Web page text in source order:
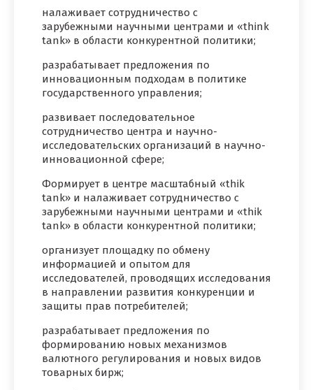
налаживает сотрудничество с
зарубежными научными центрами и «think
tank» в области конкурентной политики;
разрабатывает предложения по
инновационным подходам в политике
государственного управления;
развивает последовательное
сотрудничество центра и научно-
исследовательских организаций в научно-
инновационной сфере;
Формирует в центре масштабный «thik
tank» и налаживает сотрудничество с
зарубежными научными центрами и «thik
tank» в области конкурентной политики;
организует площадку по обмену
информацией и опытом для
исследователей, проводящих исследования
в направлении развития конкуренции и
защиты прав потребителей;
разрабатывает предложения по
формированию новых механизмов
валютного регулирования и новых видов
товарных бирж;